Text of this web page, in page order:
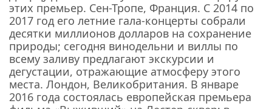
этих премьер. Сен-Тропе, Франция. С 2014 по
2017 год его летние гала-концерты собрали
десятки миллионов долларов на сохранение
природы; сегодня винодельни и виллы по
всему заливу предлагают экскурсии и
дегустации, отражающие атмосферу этого
места. Лондон, Великобритания. В январе
2016 года состоялась европейская премьера